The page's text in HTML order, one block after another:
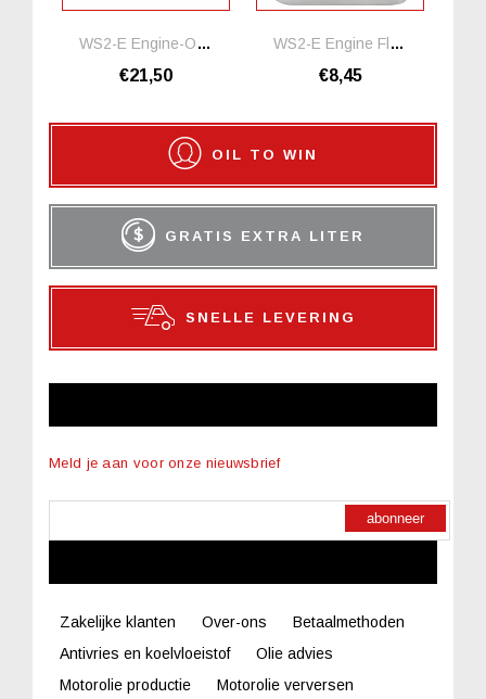
WS2-E Engine-Oil-Upgrade Motorolie Additief
€21,50
WS2-E Engine Flushing Oil *1 Liter
€8,45
OIL TO WIN
GRATIS EXTRA LITER
SNELLE LEVERING
Meld je aan voor onze nieuwsbrief
abonneer
Zakelijke klanten Over-ons
Betaalmethoden
Antivries en koelvloeistof
Olie advies
Motorolie productie
Motorolie verversen